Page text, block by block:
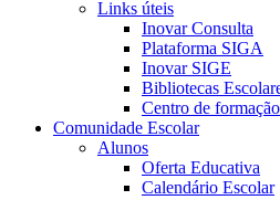
Links úteis
Inovar Consulta
Plataforma SIGA
Inovar SIGE
Bibliotecas
Centro de formação
Comunidade Escolar
Alunos
Oferta Educativa
Calendário Escolar